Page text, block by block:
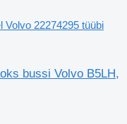
Volvo 22274295 tüübi
bussi Volvo B5LH,